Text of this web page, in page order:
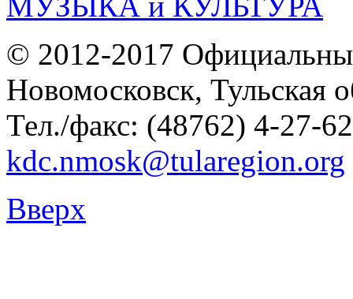
© 2012-2017
Новомосковск, Тульская
Тел./факс: (48762) 4-27-
kdc.nmosk@tularegion.org
Вверх